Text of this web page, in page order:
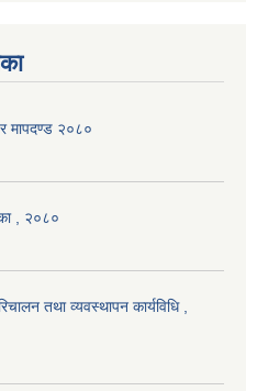
मापदण्ड २०८०
, २०८०
तथा व्यवस्थापन कार्यविधि ,